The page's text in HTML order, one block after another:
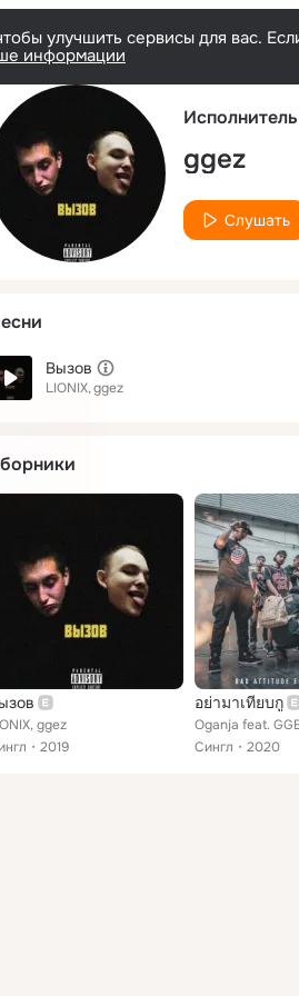
улучшить сервисы для вас.
информации
Исполнитель
ggez
Слушать
Вызов
LIONIX ggez
ggez
2019
อย่ามาเทียบกู
Сингл
2020